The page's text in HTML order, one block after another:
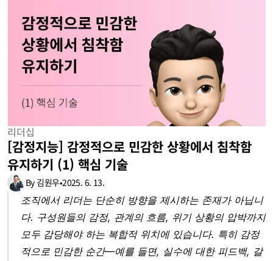
리더십
[감정지능] 감정적으로 민감한 상황에서 침착함
유지하기 (1) 핵심 기술
By 김원우•2025. 6. 13.
조직에서 리더는 단순히 방향을 제시하는 존재가 아닙니
다. 구성원들의 감정, 관계의 흐름, 위기 상황의 압박까지
모두 감당해야 하는 복합적 위치에 있습니다. 특히 감정
적으로 민감한 순간—예를 들면, 실수에 대한 피드백, 갈